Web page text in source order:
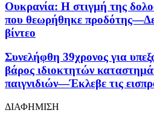
Ουκρανία: Η στιγμή της
που θεωρήθηκε
βίντεο
Συνελήφθη 39χρονος για
βάρος ιδιοκτητών
παιγνιδιών—Έκλεβε τις
ΔΙΑΦΗΜΙΣΗ